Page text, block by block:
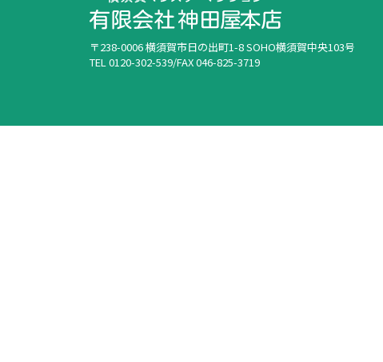
〒238-0006 横須賀市日の出町1-8 SOHO横須賀中央103号
TEL 0120-302-539/FAX 046-825-3719